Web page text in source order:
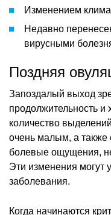
Изменением
Недавно
вирусными
Поздняя
Запоздалый выход
продолжительность и
количество
очень малым, а также
болевые ощущения,
Эти изменения могут
заболевания.
Когда начинаются